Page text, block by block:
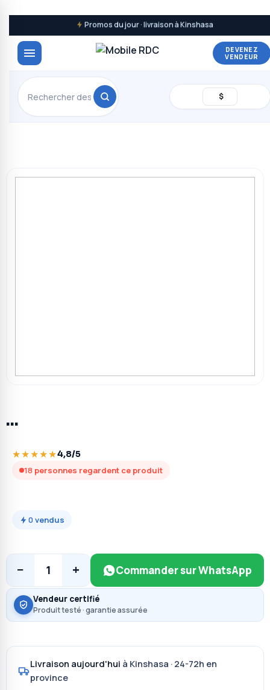
Promos du jour · livraison à Kinshasa
DEVENEZ
VENDEUR
$
…
★★★★★4,8/5
18 personnes regardent ce produit
0vendus
− 1 + Commander sur WhatsApp
Vendeur certifié
Produit testé · garantie assurée
Livraison aujourd'hui à Kinshasa · 24-72h en
province